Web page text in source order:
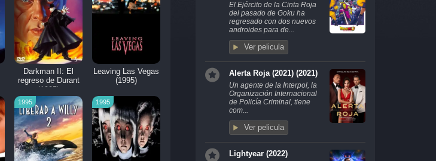
Darkman II: El
regreso de Durant
Leaving Las Vegas
(1995)
1995 1995
El Ejército de la Cinta Roja
del pasado de Goku ha
regresado con dos nuevos
androides para de...
Ver pelicula
Alerta Roja (2021) (2021)
Un agente de la Interpol, la
Organización Internacional
de Policía Criminal, tiene
com...
Ver pelicula
Lightyear (2022)